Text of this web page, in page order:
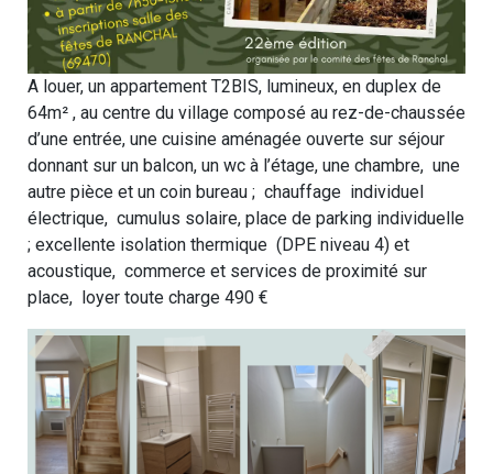
A louer, un appartement T2BIS, lumineux, en duplex de
64m² , au centre du village composé au rez-de-chaussée
d’une entrée, une cuisine aménagée ouverte sur séjour
donnant sur un balcon, un wc à l’étage, une chambre, une
autre pièce et un coin bureau ; chauffage individuel
électrique, cumulus solaire, place de parking individuelle
; excellente isolation thermique (DPE niveau 4) et
acoustique, commerce et services de proximité sur
place, loyer toute charge 490 €